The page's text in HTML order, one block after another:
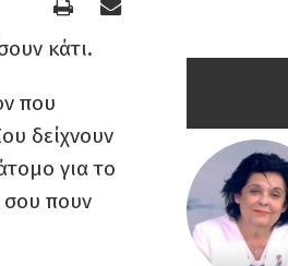
κάτι.
που
δείχνουν
για το
σου πουν